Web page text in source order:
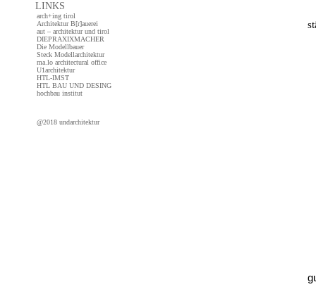
LINKS
arch+ing tirol
Architektur B[r]auerei
aut – architektur und tirol
DIEPRAXIXMACHER
Die Modellbauer
Steck Modellarchitektur
ma.lo architectural office
U1architektur
HTL-IMST
HTL BAU UND DESING
hochbau institut
@2018 undarchitektur